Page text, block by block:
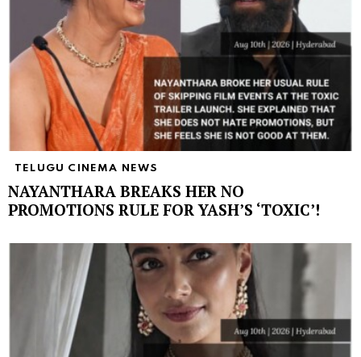
TELUGU CINEMA NEWS
NAYANTHARA BREAKS HER NO
PROMOTIONS RULE FOR YASH’S ‘TOXIC’!